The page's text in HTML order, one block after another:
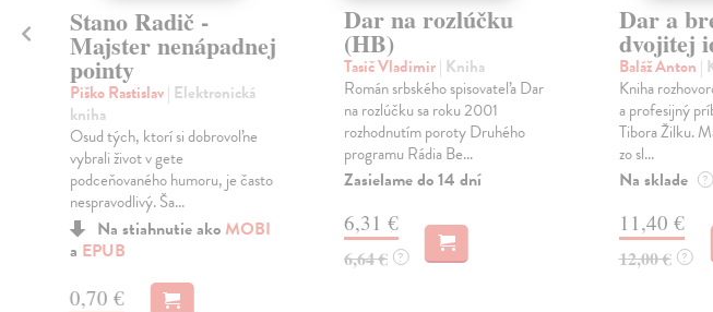
Stano Radič -
Majster nenápadnej
pointy
Piško Rastislav| Elektronická
kniha
Osud tých, ktorí si dobrovoľne
vybrali život v gete
podceňovaného humoru, je často
nespravodlivý. Ša...
Na stiahnutie ako MOBI
a EPUB
0,70 €
Dar na rozlúčku
(HB)
Tasič Vladimir| Kniha
Román srbského spisovateľa Dar
na rozlúčku sa roku 2001
rozhodnutím poroty Druhého
programu Rádia Be...
Zasielame do 14 dní
6,31 €
6,64 € ?
Dar a
dvojitej
Baláž Anton |
Kniha
a profesijný
Tibora Žilku.
zo sl...
Na sklade ?
11,40 €
12,00 € ?